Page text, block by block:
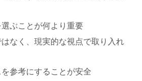
ぶことが何より重要
なく、現実的な視点で取り入れ
参考にすることが安全